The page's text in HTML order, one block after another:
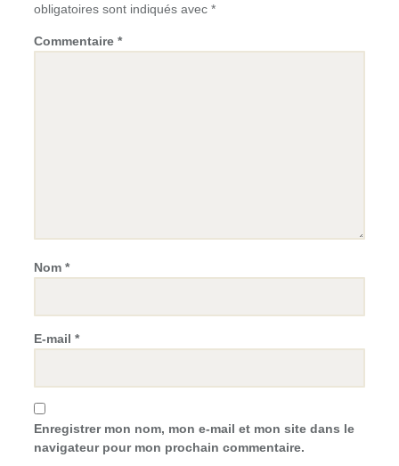
obligatoires sont indiqués avec *
Commentaire *
Nom *
E-mail *
Enregistrer mon nom, mon e-mail et mon site dans le
navigateur pour mon prochain commentaire.